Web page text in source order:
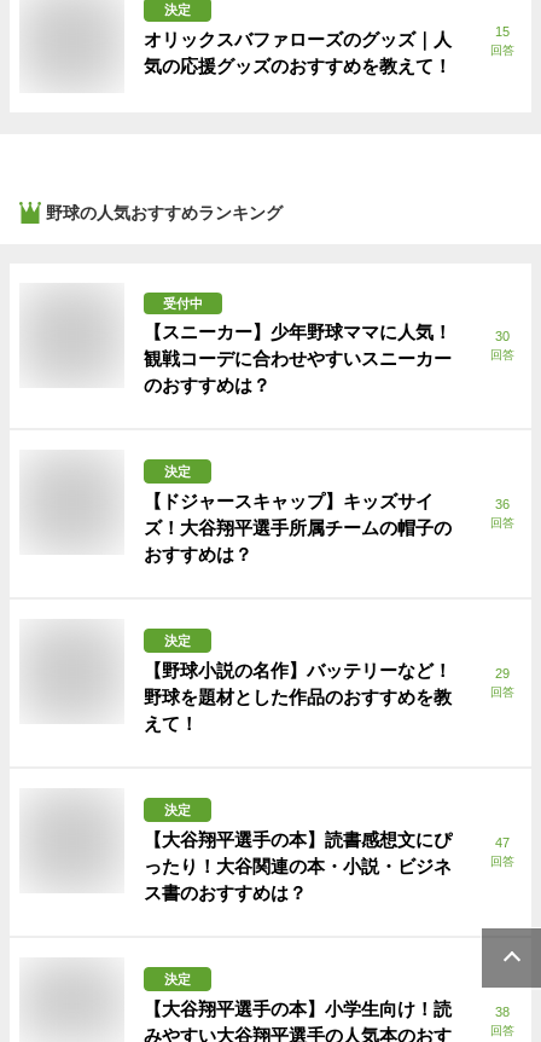
決定
オリックスバファローズのグッズ｜人
気の応援グッズのおすすめを教えて！
15
回答
野球の人気おすすめランキング
受付中
【スニーカー】少年野球ママに人気！
観戦コーデに合わせやすいスニーカー
のおすすめは？
30
回答
決定
【ドジャースキャップ】キッズサイ
ズ！大谷翔平選手所属チームの帽子の
おすすめは？
36
回答
決定
【野球小説の名作】バッテリーなど！
野球を題材とした作品のおすすめを教
えて！
29
回答
決定
【大谷翔平選手の本】読書感想文にぴ
ったり！大谷関連の本・小説・ビジネ
ス書のおすすめは？
47
回答
決定
【大谷翔平選手の本】小学生向け！読
みやすい大谷翔平選手の人気本のおす
38
回答